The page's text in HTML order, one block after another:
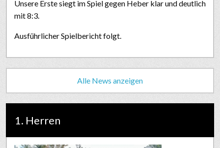
Unsere Erste siegt im Spiel gegen Heber klar und deutlich
mit 8:3.
Ausführlicher Spielbericht folgt.
Alle News anzeigen
1. Herren